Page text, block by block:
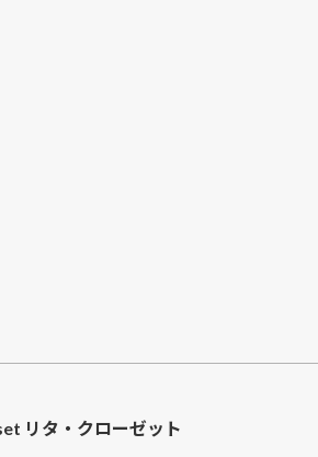
リタ・クローゼット